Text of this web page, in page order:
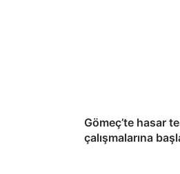
Gömeç’te hasar
çalışmalarına